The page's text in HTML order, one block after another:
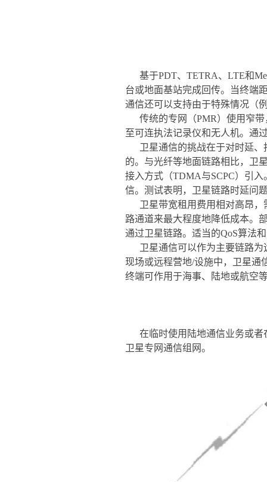
基于PDT、TETRA、LTE和
台或地面基站完成回传。当终端
通信还可以支持由于特殊情况（
传统的专网（PMR）使用窄
至可连执法记录仪和无人机。通
卫星通信的挑战在于对时延
的。与光纤等地面链路相比，卫
接入方式（TDMA与SCPC）引
信。测试表明，卫星链路时延问
卫星带宽租用费用相对高昂
路通道来最大程度地降低成本。
通过卫星链路。适当的QoS算法
卫星通信可以作为主要链路
现场或远程营地/设施中，卫星通
终端可作用于海事、陆地或航空
在临时使用陆地通信业务或
卫星专网通信组网。